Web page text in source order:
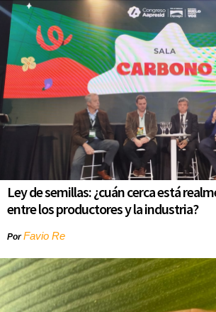
Ley de semillas: ¿cuán cerca está
entre los productores y la industria?
PorFavio Re